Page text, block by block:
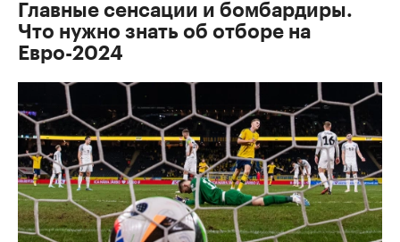
Главные сенсации и бомбардиры.
Что нужно знать об отборе на
Евро-2024